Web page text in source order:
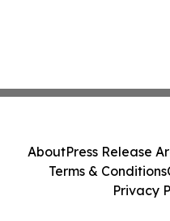
AboutPress Release
Terms & Conditions
Privacy